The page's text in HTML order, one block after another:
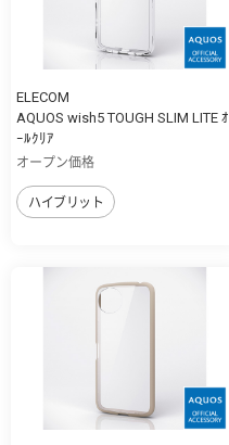
ELECOM
AQUOS wish5 TOUGH SLIM LITE ｵ
ｰﾙｸﾘｱ
オープン価格
ハイブリット